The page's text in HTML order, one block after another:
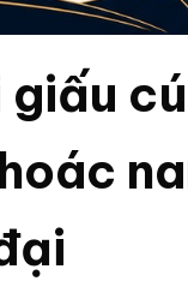
giấu